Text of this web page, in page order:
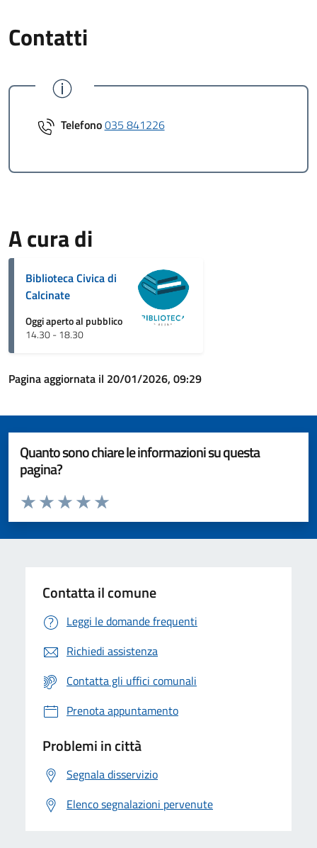
Contatti
Telefono035 841226
A cura di
Biblioteca Civica di
Calcinate
Oggi aperto al pubblico
14.30 - 18.30
Pagina aggiornata il 20/01/2026, 09:29
Quanto sono chiare le informazioni su questa
pagina?
Valuta da 1 a 5 stelle la pagina
Valuta 5 stelle su 5
Valuta 4 stelle su 5
Valuta 3 stelle su 5
Valuta 2 stelle su 5
Valuta 1 stelle su 5
Contatta il comune
Leggi le domande frequenti
Richiedi assistenza
Contatta gli uffici comunali
Prenota appuntamento
Problemi in città
Segnala disservizio
Elenco segnalazioni pervenute